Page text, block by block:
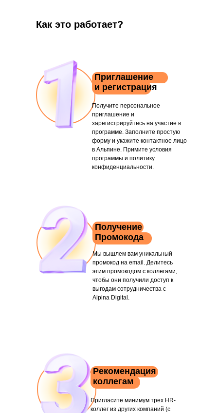
Как это работает?
Приглашение
и регистрация
Получите персональное
приглашение и
зарегистрируйтесь на участие в
программе. Заполните простую
форму и укажите контактное лицо
в Альпине. Примите условия
программы и политику
конфиденциальности.
Получение
Промокода
Мы вышлем вам уникальный
промокод на email. Делитесь
этим промокодом с коллегами,
чтобы они получили доступ к
выгодам сотрудничества с
Alpina Digital.
Рекомендация
коллегам
Пригласите минимум трех HR-
коллег из других компаний (с
Скидка
Эксклюзивная скидка 10% на
корпоративную библиотеку. Эта скидка
применяется к актуальному прайс-листу.